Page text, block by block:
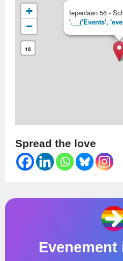
Iepenlaan 56 -
'.__('Events',
+
−
15
Spread the love